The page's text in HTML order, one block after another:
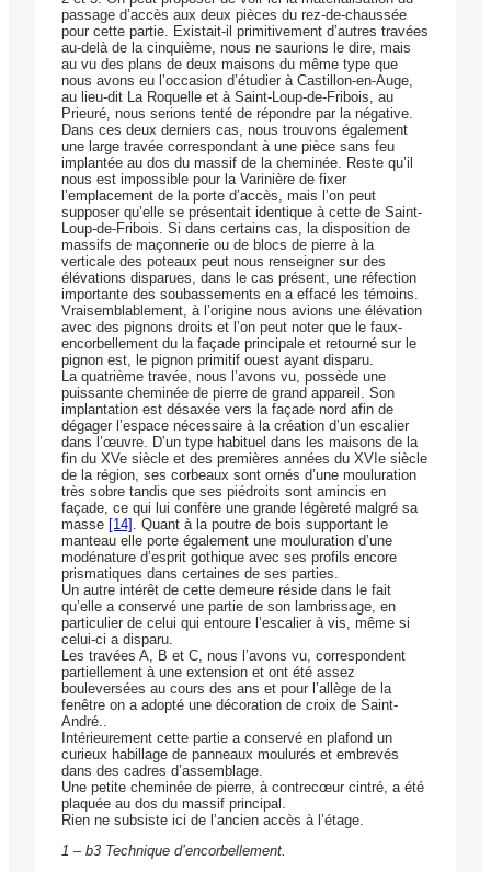
passage d’accès aux deux pièces du rez-de-chaussée
pour cette partie. Existait-il primitivement d’autres travées
au-delà de la cinquième, nous ne saurions le dire, mais
au vu des plans de deux maisons du même type que
nous avons eu l’occasion d’étudier à Castillon-en-Auge,
au lieu-dit La Roquelle et à Saint-Loup-de-Fribois, au
Prieuré, nous serions tenté de répondre par la négative.
Dans ces deux derniers cas, nous trouvons également
une large travée correspondant à une pièce sans feu
implantée au dos du massif de la cheminée. Reste qu’il
nous est impossible pour la Varinière de fixer
l’emplacement de la porte d’accès, mais l’on peut
supposer qu’elle se présentait identique à cette de Saint-
Loup-de-Fribois. Si dans certains cas, la disposition de
massifs de maçonnerie ou de blocs de pierre à la
verticale des poteaux peut nous renseigner sur des
élévations disparues, dans le cas présent, une réfection
importante des soubassements en a effacé les témoins.
Vraisemblablement, à l’origine nous avions une élévation
avec des pignons droits et l’on peut noter que le faux-
encorbellement du la façade principale et retourné sur le
pignon est, le pignon primitif ouest ayant disparu.
La quatrième travée, nous l’avons vu, possède une
puissante cheminée de pierre de grand appareil. Son
implantation est désaxée vers la façade nord afin de
dégager l’espace nécessaire à la création d’un escalier
dans l’œuvre. D’un type habituel dans les maisons de la
fin du XVe siècle et des premières années du XVIe siècle
de la région, ses corbeaux sont ornés d’une mouluration
très sobre tandis que ses piédroits sont amincis en
façade, ce qui lui confère une grande légèreté malgré sa
masse [14]
. Quant à la poutre de bois supportant le
manteau elle porte également une mouluration d’une
modénature d’esprit gothique avec ses profils encore
prismatiques dans certaines de ses parties.
Un autre intérêt de cette demeure réside dans le fait
qu’elle a conservé une partie de son lambrissage, en
particulier de celui qui entoure l’escalier à vis, même si
celui-ci a disparu.
Les travées A, B et C, nous l’avons vu, correspondent
partiellement à une extension et ont été assez
bouleversées au cours des ans et pour l’allège de la
fenêtre on a adopté une décoration de croix de Saint-
André..
Intérieurement cette partie a conservé en plafond un
curieux habillage de panneaux moulurés et embrevés
dans des cadres d’assemblage.
Une petite cheminée de pierre, à contrecœur cintré, a été
plaquée au dos du massif principal.
Rien ne subsiste ici de l’ancien accès à l’étage.
1 – b3 Technique d’encorbellement.